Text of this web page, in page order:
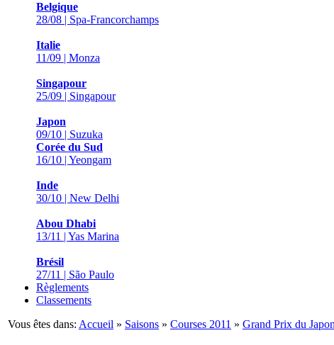
Belgique
28/08 | Spa-Francorchamps
Italie
11/09 | Monza
Singapour
25/09 | Singapour
Japon
09/10 | Suzuka
Corée du Sud
16/10 | Yeongam
Inde
30/10 | New Delhi
Abou Dhabi
13/11 | Yas Marina
Brésil
27/11 | São Paulo
Règlements
Classements
Vous êtes dans: Accueil » Saisons » Courses 2011 » Grand Prix du Japon